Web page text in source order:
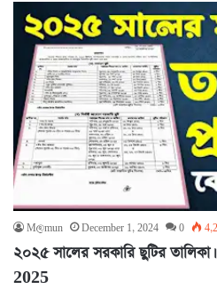
M@mun December 1, 2024 0
২০২৫ সালের সরকারি ছুটির
2025